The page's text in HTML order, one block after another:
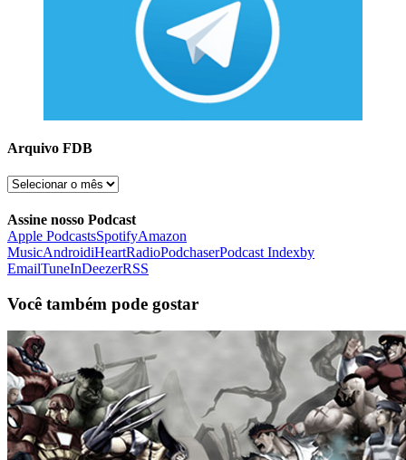
Arquivo FDB
Arquivo
Assine nosso Podcast
Apple PodcastsSpotifyAmazon
MusicAndroidiHeartRadioPodchaserPodcast Indexby
EmailTuneInDeezerRSS
Você também pode gostar